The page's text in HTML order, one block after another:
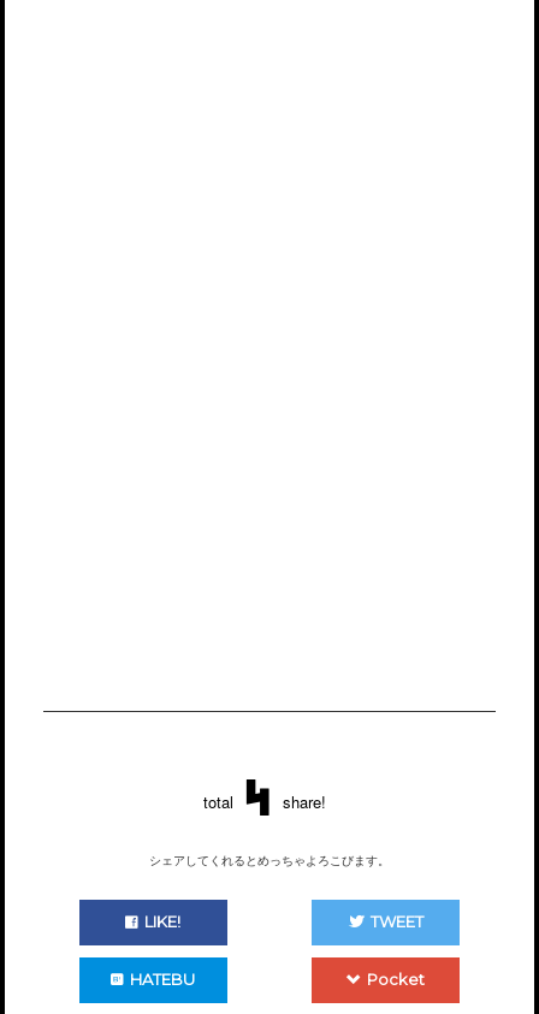
total 4 share!
シェアしてくれるとめっちゃよろこびます。
LIKE! TWEET
HATEBU Pocket